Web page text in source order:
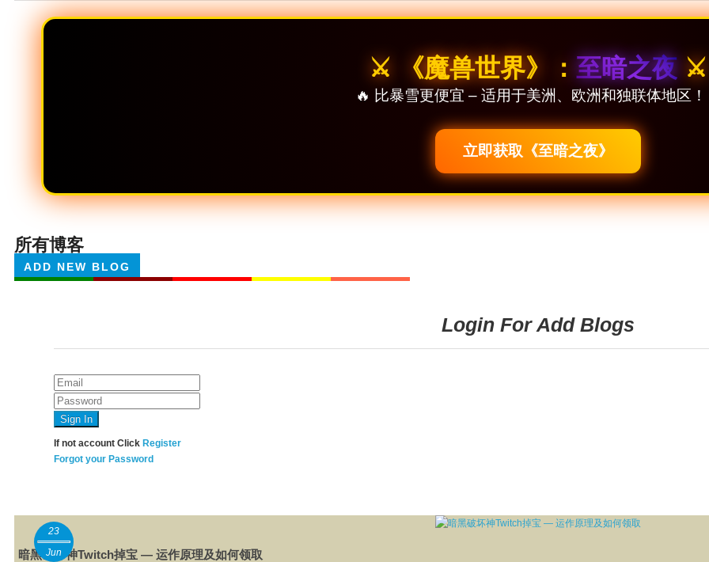
⚔️ 《魔兽世界》： 至暗之夜 ⚔️
🔥 比暴雪更便宜 – 适用于美洲、欧洲和独联体地区
立即获取《至暗之夜》
所有博客
ADD NEW BLOG
Login For Add Blogs
If not account Click Register
Forgot your Password
23
Jun
暗黑破坏神Twitch掉宝 — 运作原理及如何领取